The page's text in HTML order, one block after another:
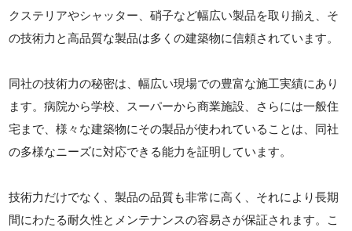
クステリアやシャッター、硝子など幅広い製品を取り揃え、そ
の技術力と高品質な製品は多くの建築物に信頼されています。
同社の技術力の秘密は、幅広い現場での豊富な施工実績にあり
ます。病院から学校、スーパーから商業施設、さらには一般住
宅まで、様々な建築物にその製品が使われていることは、同社
の多様なニーズに対応できる能力を証明しています。
技術力だけでなく、製品の品質も非常に高く、それにより長期
間にわたる耐久性とメンテナンスの容易さが保証されます。こ